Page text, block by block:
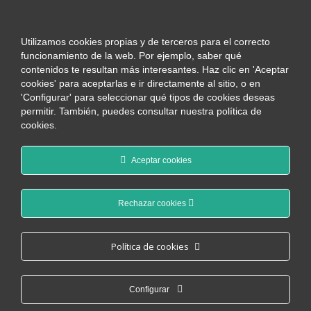
Nuestros artículos
Utilizamos cookies propias y de terceros para el correcto
funcionamiento de la web. Por ejemplo, saber qué
contenidos te resultan más interesantes. Haz clic en 'Aceptar
cookies' para aceptarlas e ir directamente al sitio, o en
'Configurar' para seleccionar qué tipos de cookies deseas
permitir. También, puedes consultar nuestra política de
cookies.
Aceptar cookies
Rechazar cookies
Política de cookies
Configurar